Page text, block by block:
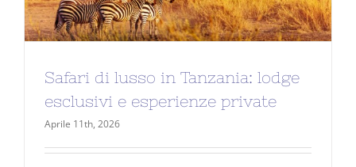
Safari di lusso in Tanzania: lodge
esclusivi e esperienze private
Aprile 11th, 2026